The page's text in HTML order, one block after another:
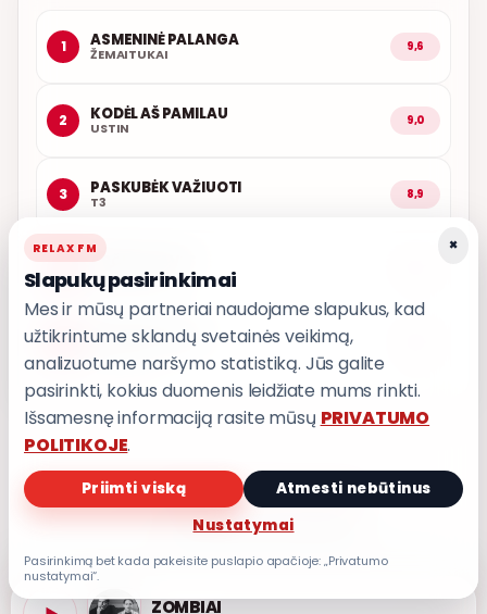
1 ASMENINĖ PALANGA
ŽEMAITUKAI 9,6
2 KODĖL AŠ PAMILAU
USTIN 9,0
3 PASKUBĖK VAŽIUOTI
T3 8,9
POPKULTŪRA
5 AŠ ATVAŽIUOJU
PRIVATUMO POLITIKA
Privatumo nustatymai
ZOMBIAI
×
RELAX FM
Slapukų pasirinkimai
Mes ir mūsų partneriai naudojame slapukus, kad
užtikrintume sklandų svetainės veikimą,
analizuotume naršymo statistiką. Jūs galite
pasirinkti, kokius duomenis leidžiate mums rinkti.
Išsamesnę informaciją rasite mūsų PRIVATUMO
POLITIKOJE.
Priimti viską
Atmesti nebūtinus
Nustatymai
Pasirinkimą bet kada pakeisite puslapio apačioje: „Privatumo
nustatymai“.